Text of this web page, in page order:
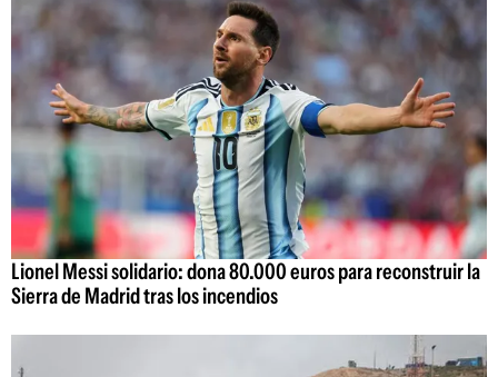
Lionel Messi solidario: dona 80.000 euros para reconstruir la
Sierra de Madrid tras los incendios